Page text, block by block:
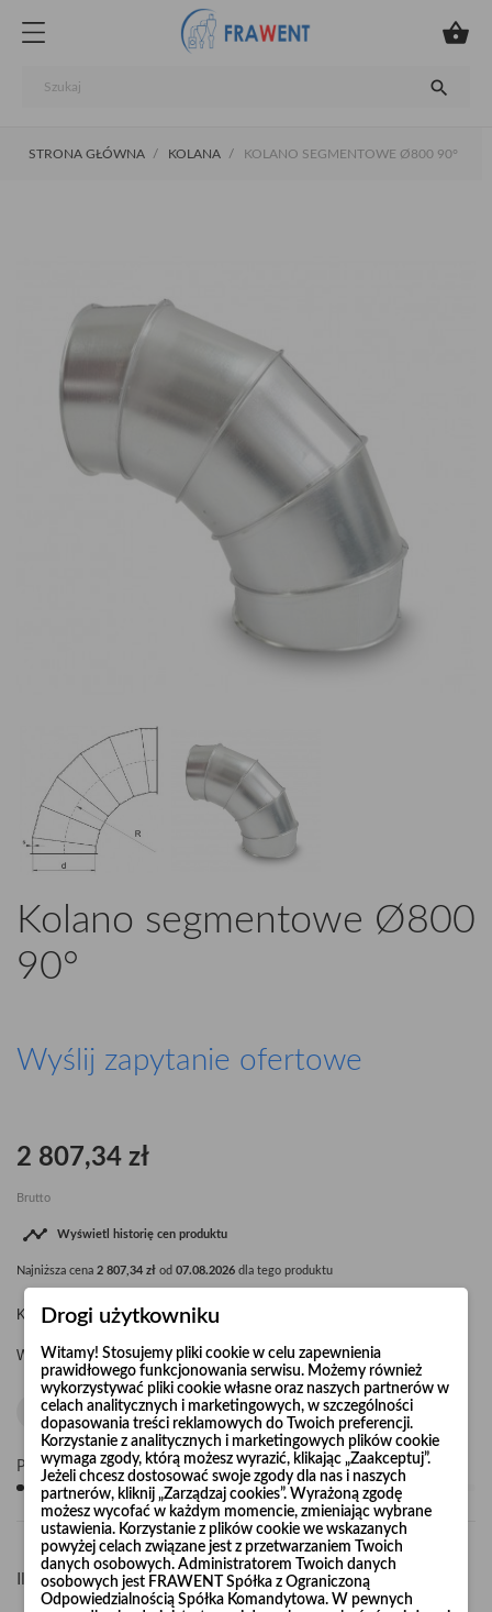


STRONA GŁÓWNA KOLANA KOLANO SEGMENTOWE Ø800 90°
Kolano segmentowe Ø800
90°
Wyślij zapytanie ofertowe
2 807,34 zł
Brutto
 Wyświetl historię cen produktu
Najniższa cena 2 807,34 zł od 07.08.2026 dla tego produktu
Kolano segmentowe Ø800 90° R=1,5 x d
Waga kolana: 37,5 kg.
Pośpiesz się! Tylko 20sztuk w magazynie
Ilość - +
Drogi użytkowniku
Witamy! Stosujemy pliki cookie w celu zapewnienia
prawidłowego funkcjonowania serwisu. Możemy również
wykorzystywać pliki cookie własne oraz naszych partnerów w
celach analitycznych i marketingowych, w szczególności
dopasowania treści reklamowych do Twoich preferencji.
Korzystanie z analitycznych i marketingowych plików cookie
wymaga zgody, którą możesz wyrazić, klikając „Zaakceptuj”.
Jeżeli chcesz dostosować swoje zgody dla nas i naszych
partnerów, kliknij „Zarządzaj cookies”. Wyrażoną zgodę
możesz wycofać w każdym momencie, zmieniając wybrane
ustawienia. Korzystanie z plików cookie we wskazanych
powyżej celach związane jest z przetwarzaniem Twoich
danych osobowych. Administratorem Twoich danych
osobowych jest FRAWENT Spółka z Ograniczoną
Odpowiedzialnością Spółka Komandytowa. W pewnych